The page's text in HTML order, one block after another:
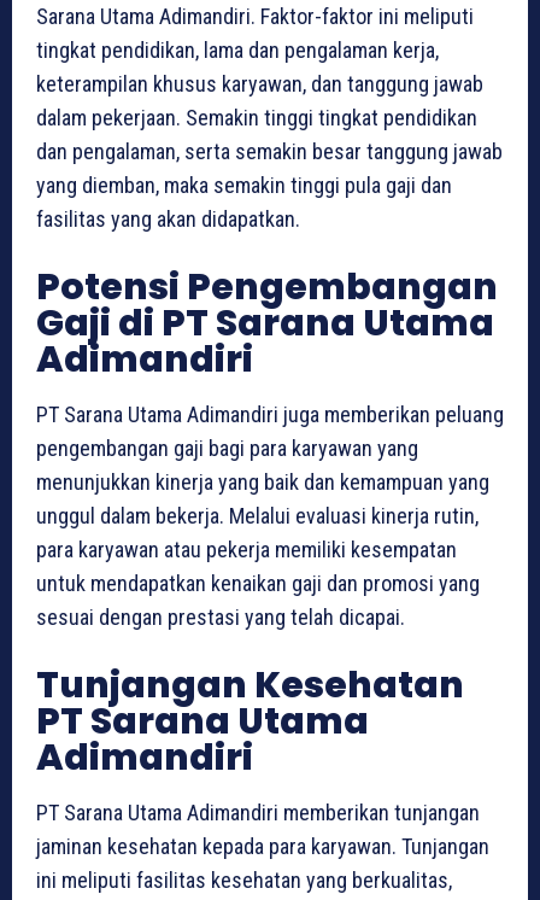
Sarana Utama Adimandiri. Faktor-faktor ini meliputi
tingkat pendidikan, lama dan pengalaman kerja,
keterampilan khusus karyawan, dan tanggung jawab
dalam pekerjaan. Semakin tinggi tingkat pendidikan
dan pengalaman, serta semakin besar tanggung jawab
yang diemban, maka semakin tinggi pula gaji dan
fasilitas yang akan didapatkan.
Potensi Pengembangan
Gaji di PT Sarana Utama
Adimandiri
PT Sarana Utama Adimandiri juga memberikan peluang
pengembangan gaji bagi para karyawan yang
menunjukkan kinerja yang baik dan kemampuan yang
unggul dalam bekerja. Melalui evaluasi kinerja rutin,
para karyawan atau pekerja memiliki kesempatan
untuk mendapatkan kenaikan gaji dan promosi yang
sesuai dengan prestasi yang telah dicapai.
Tunjangan Kesehatan
PT Sarana Utama
Adimandiri
PT Sarana Utama Adimandiri memberikan tunjangan
jaminan kesehatan kepada para karyawan. Tunjangan
ini meliputi fasilitas kesehatan yang berkualitas,